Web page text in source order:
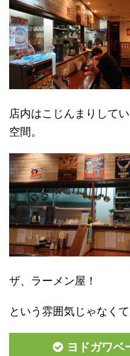
店内はこじんまりして
空間。
ザ、ラーメン屋！
という雰囲気じゃなく
ヨドガワベ